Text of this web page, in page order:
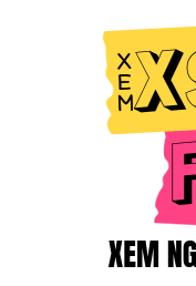
Ngày 13-1 năm 1898:
bức thư "J'Accuse"
trong vụ án phản quốc
Ngày 13-1 năm 1941:
Ngày 13-1 năm 1990:
thống đốc người Mỹ
Ngày 13-1 năm 1999: